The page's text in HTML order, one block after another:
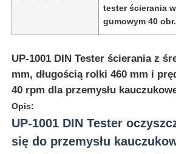
tester ścierania
gumowym 40
UP-1001 DIN Tester ścierania z
mm, długością rolki 460 mm i
40 rpm dla przemysłu
Opis:
UP-1001 DIN Tester
się do przemysłu